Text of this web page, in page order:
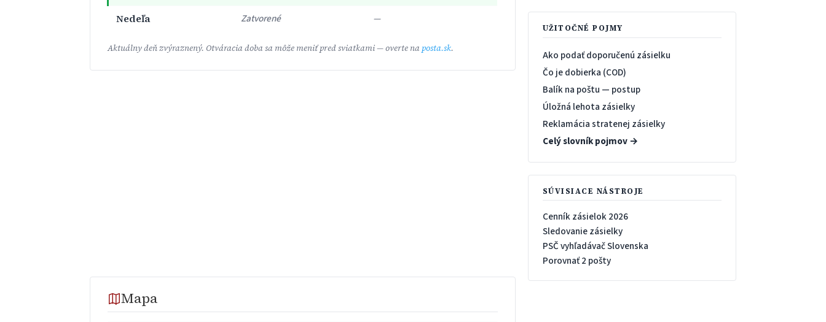
Nedeľa
Zatvorené —
Aktuálny deň zvýraznený. Otváracia doba sa môže meniť pred sviatkami — overte na posta.sk.
Mapa
UŽITOČNÉ POJMY
Ako podať doporučenú zásielku
Čo je dobierka (COD)
Balík na poštu — postup
Úložná lehota zásielky
Reklamácia stratenej zásielky
Celý slovník pojmov →
SÚVISIACE NÁSTROJE
Cenník zásielok 2026
Sledovanie zásielky
PSČ vyhľadávač Slovenska
Porovnať 2 pošty